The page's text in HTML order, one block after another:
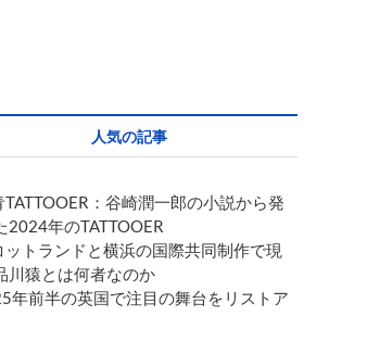
人気の記事
TATTOOER：谷崎潤一郎の小説から発
2024年のTATTOOER
ットランドと横浜の国際共同制作で現
川猿とは何者なのか
年前半の英国で注目の舞台をリストア